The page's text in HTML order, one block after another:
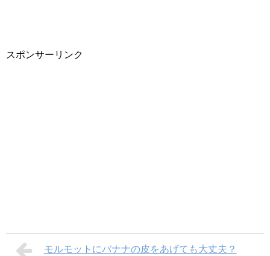
スポンサーリンク
モルモットにバナナの皮をあげても大丈夫？